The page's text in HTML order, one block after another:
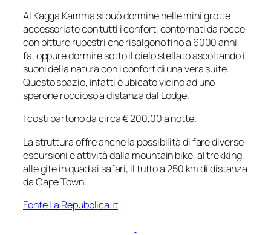
Al Kagga Kamma si può dormine nelle mini grotte
accessoriate con tutti i confort, contornati da rocce
con pitture rupestri che risalgono fino a 6000 anni
fa, oppure dormire sotto il cielo stellato ascoltando i
suoni della natura con i confort di una vera suite.
Questo spazio, infatti è ubicato vicino ad uno
sperone roccioso a distanza dal Lodge.
I costi partono da circa € 200,00 a notte.
La struttura offre anche la possibilità di fare diverse
escursioni e attività dalla mountain bike, al trekking,
alle gite in quad ai safari, il tutto a 250 km di distanza
da Cape Town.
Fonte La Repubblica.it